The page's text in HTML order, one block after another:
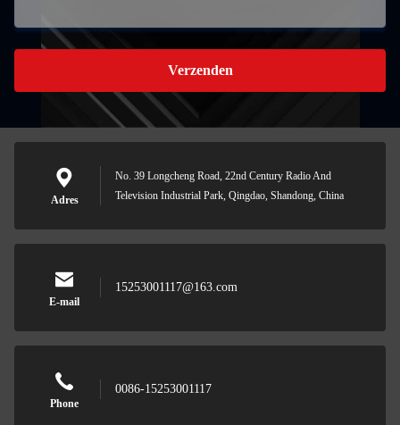
Verzenden
Adres
No. 39 Longcheng Road, 22nd Century Radio And
Television Industrial Park, Qingdao, Shandong, China
E-mail
15253001117@163.com
Phone
0086-15253001117